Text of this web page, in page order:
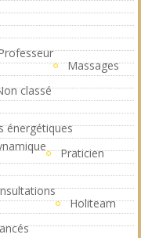
Massages
classé
énergétiques
Praticien
Holiteam